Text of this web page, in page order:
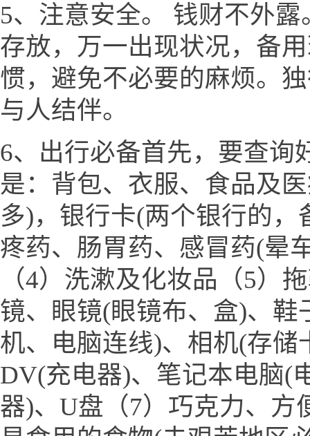
5、注意安全。 钱财不外
存放，万一出现状况，备
惯，避免不必要的麻烦。
与人结伴。
6、出行必备首先，要查询
是：背包、衣服、食品及
多)，银行卡(两个银行的
疼药、肠胃药、感冒药(晕
（4）洗漱及化妆品（5）
镜、眼镜(眼镜布、盒)、
机、电脑连线)、相机(存
DV(充电器)、笔记本电脑(
器)、U盘（7）巧克力、方